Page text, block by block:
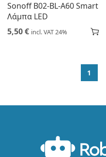
Sonoff B02-BL-A60 Smart
Λάμπα LED
5,50€ incl. VAT 24%
1